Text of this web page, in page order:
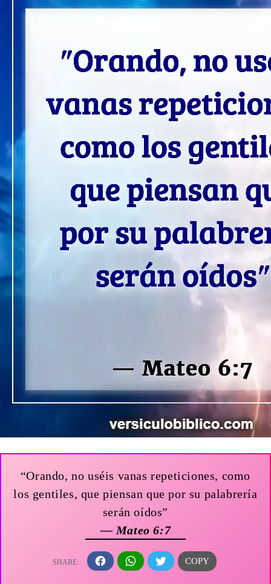
“Orando, no uséis vanas repeticiones, como
los gentiles, que piensan que por su palabrería
serán oídos”
— Mateo 6:7